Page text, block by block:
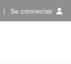
| Se connecter